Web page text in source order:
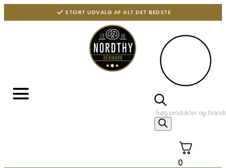
STORT UDVALG AF ALT DET BEDSTE
0